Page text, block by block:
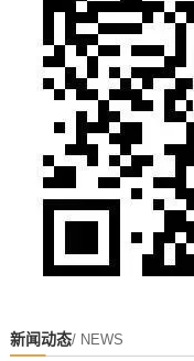
新闻动态/ NEWS